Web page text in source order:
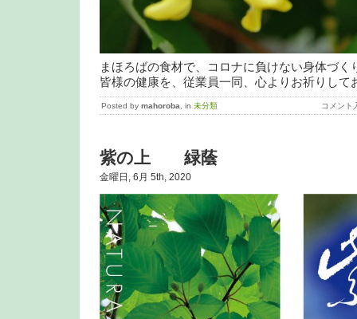
まほろばの食材で、コロナに負けない身体づく
皆様の健康を、従業員一同、心よりお祈りして
Posted by mahoroba , in 未分類 コメント
紫の上 緑蔭
金曜日, 6月 5th, 2020